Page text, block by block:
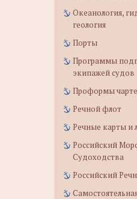
Океанология,
геология
Порты
Программы
экипажей судов
Проформы
Речной флот
Речные карты и
Российский
Судоходства
Российский